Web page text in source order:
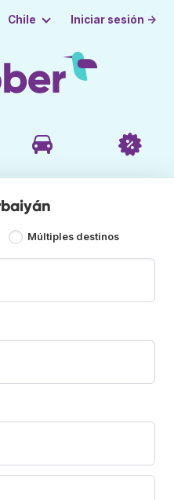
Chile Iniciar sesión →
Múltiples destinos